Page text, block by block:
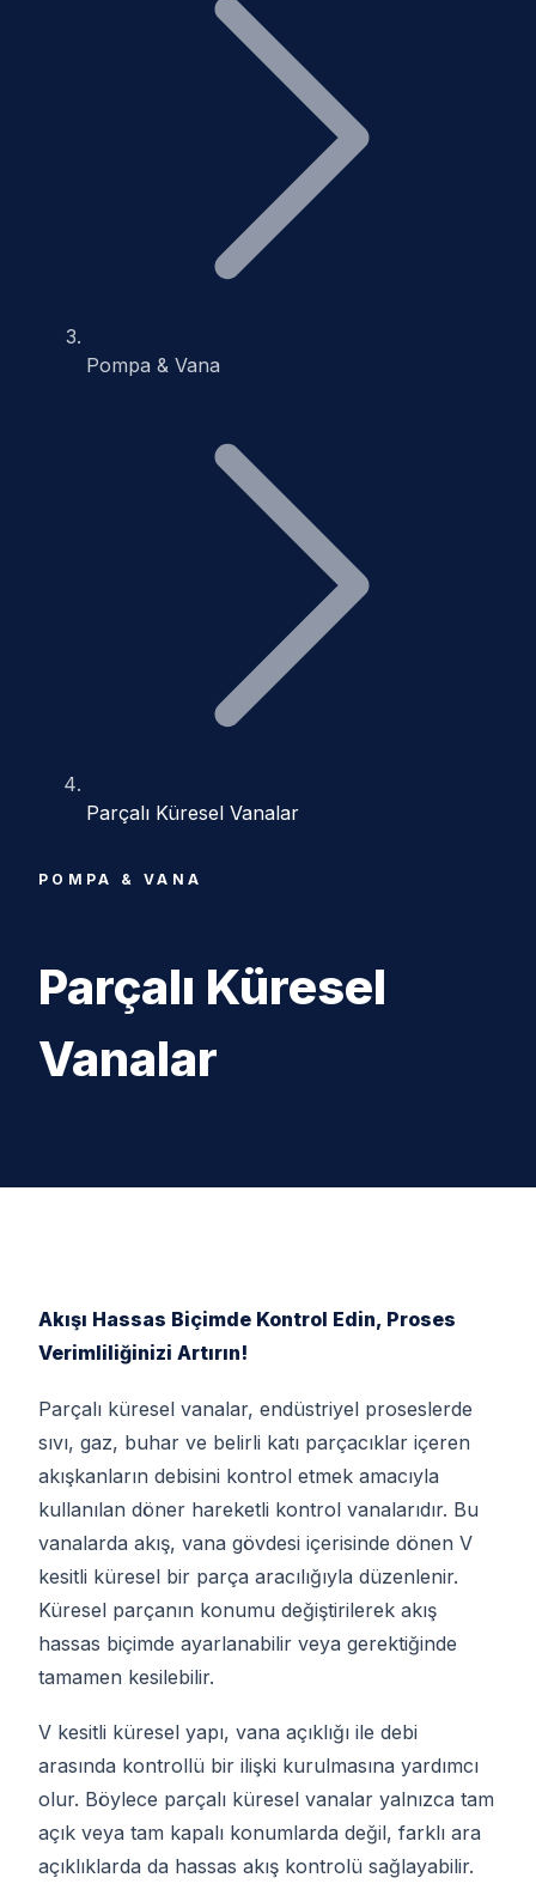
Pompa & Vana
Parçalı Küresel Vanalar
POMPA & VANA
Parçalı Küresel
Vanalar
Akışı Hassas Biçimde Kontrol Edin, Proses
Verimliliğinizi Artırın!
Parçalı küresel vanalar, endüstriyel proseslerde
sıvı, gaz, buhar ve belirli katı parçacıklar içeren
akışkanların debisini kontrol etmek amacıyla
kullanılan döner hareketli kontrol vanalarıdır. Bu
vanalarda akış, vana gövdesi içerisinde dönen V
kesitli küresel bir parça aracılığıyla düzenlenir.
Küresel parçanın konumu değiştirilerek akış
hassas biçimde ayarlanabilir veya gerektiğinde
tamamen kesilebilir.
V kesitli küresel yapı, vana açıklığı ile debi
arasında kontrollü bir ilişki kurulmasına yardımcı
olur. Böylece parçalı küresel vanalar yalnızca tam
açık veya tam kapalı konumlarda değil, farklı ara
açıklıklarda da hassas akış kontrolü sağlayabilir.